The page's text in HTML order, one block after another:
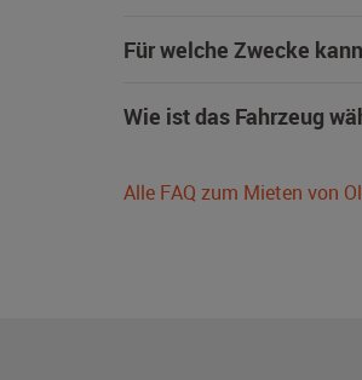
Für welche Zwecke
Wie ist das Fahrzeug
Alle FAQ zum Mieten von